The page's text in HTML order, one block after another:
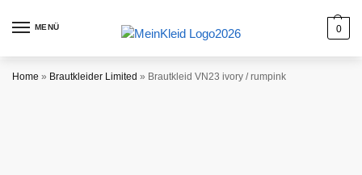
MENÜ 0
Home » Brautkleider Limited » Brautkleid VN23 ivory / rumpink